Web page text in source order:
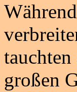
großen